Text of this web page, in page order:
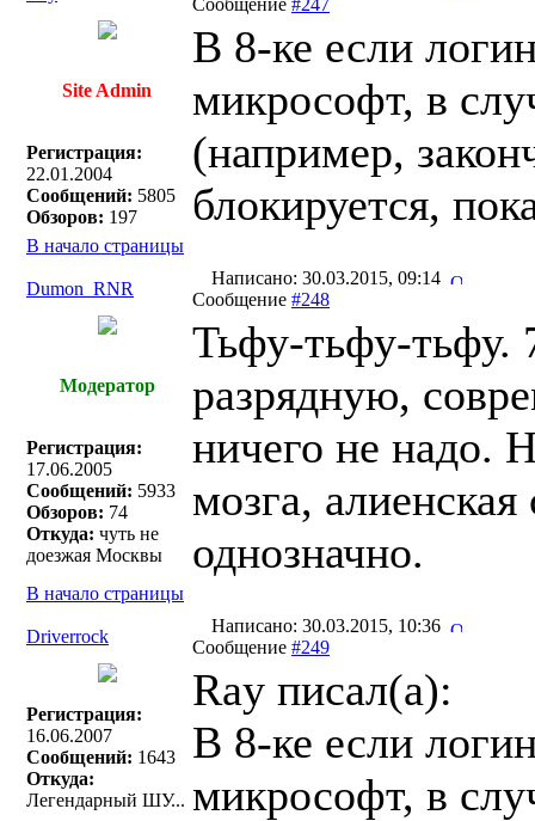
Сообщение #247
Site Admin
Регистрация:
22.01.2004
Сообщений: 5805
Обзоров: 197
В 8-ке если
микрософт, в
(например,
блокируется,
В начало страницы
Dumon_RNR
Написано: 30.03.2015, 09:14
Сообщение #248
Модератор
Регистрация:
17.06.2005
Сообщений: 5933
Обзоров: 74
Откуда: чуть не
доезжая Москвы
Тьфу-тьфу-тьфу.
разрядную,
ничего не надо.
мозга,
однозначно.
В начало страницы
Driverrock
Написано: 30.03.2015, 10:36
Сообщение #249
Регистрация:
16.06.2007
Сообщений: 1643
Откуда:
Легендарный ШУ...
Ray писал(a):
В 8-ке если
микрософт, в